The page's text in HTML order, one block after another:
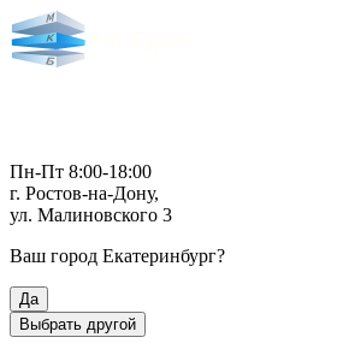
Пн-Пт 8:00-18:00
г. Ростов-на-Дону,
ул. Малиновского 3
Ваш город Екатеринбург?
Да
Выбрать другой